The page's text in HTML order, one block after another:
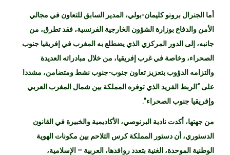
أما الجنرال برونو كليمان-بولي، المدير السابق للتعاون في مجالي
الأمن والدفاع بوزارة الشؤون الخارجية الفرنسية، فقد تطرق، من
جانبه، إلى الدور المركزي الذي يضطلع به المغرب في إفريقيا جنوب
الصحراء، وخاصة في غرب إفريقيا، من خلال مبادراته العديدة
والتزامه الدؤوب بتعزيز تعاون جنوب-جنوب نشط ومتضامن، مشددا
على “الربط الفريد الذي توفره المملكة بين شمال المغرب العربي
وإفريقيا جنوب الصحراء”.
من جهتها، أكدت نادية البرنوصي، الأكاديمية والخبيرة في القانون
الدستوري، أن دستور المملكة كرس التلاحم بين مكونات الهوية
الوطنية الموحدة، الغنية بتعدد روافدها، العربية – الإسلامية،